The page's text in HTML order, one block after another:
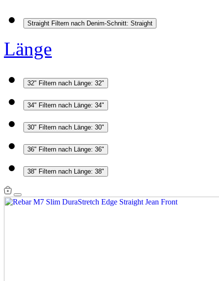
Straight Filtern nach Denim-Schnitt: Straight
Länge
32" Filtern nach Länge: 32"
34" Filtern nach Länge: 34"
30" Filtern nach Länge: 30"
36" Filtern nach Länge: 36"
38" Filtern nach Länge: 38"